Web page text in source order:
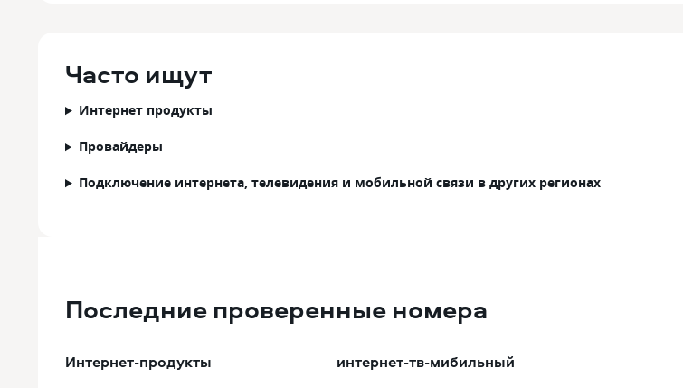
Часто ищут
Интернет продукты
Провайдеры
Подключение интернета, телевидения и мобильной связи в других регионах
Последние проверенные номера
Интернет-продукты интернет-тв-мибильный